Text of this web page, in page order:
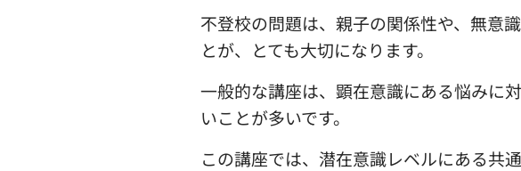
不登校の問題は、親子の関係性や、無意
とが、とても大切になります。
一般的な講座は、顕在意識にある悩みに
いことが多いです。
この講座では、 潜在意識レベルにある共